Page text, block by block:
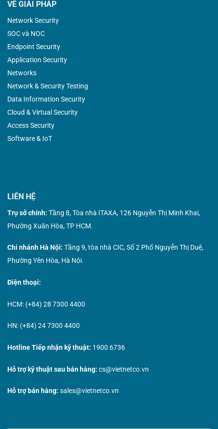
VỀ GIẢI PHÁP
Network Security
SOC và NOC
Endpoint Security
Application Security
Networks
Network & Security Testing
Data Information Security
Cloud & Virtual Security
Access Security
Software & IoT
LIÊN HỆ
Trụ sở chính: Tầng 8, Tòa nhà ITAXA, 126 Nguyễn Thị Minh Khai,
Phường Xuân Hòa, TP HCM.
Chi nhánh Hà Nội: Tầng 9, tòa nhà CIC, Số 2 Phố Nguyễn Thị Duệ,
Phường Yên Hòa, Hà Nội.
Điện thoại:
HCM: (+84) 28 7300 4400
HN: (+84) 24 7300 4400
Hotline Tiếp nhận kỹ thuật: 1900 6736
Hỗ trợ kỹ thuật sau bán hàng: cs@vietnetco.vn
Hỗ trợ bán hàng: sales@vietnetco.vn